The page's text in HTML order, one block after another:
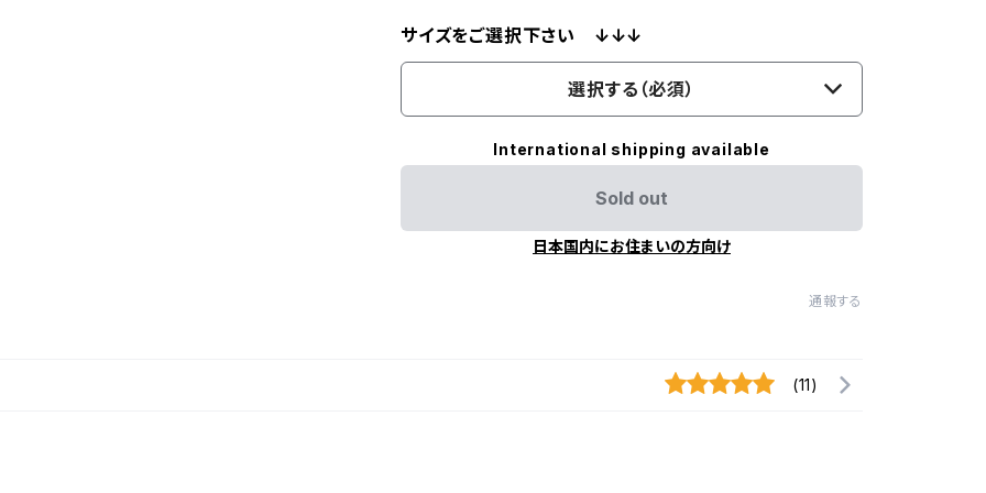
サイズをご選択下さい ↓↓↓
選択する（必須）
International shipping available
Sold out
日本国内にお住まいの方向け
通報する
(11)